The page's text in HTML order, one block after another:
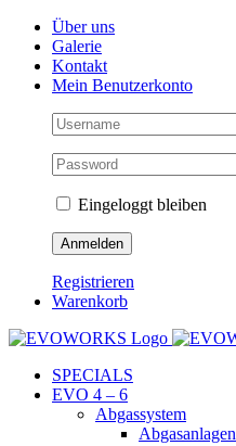
Skip
content
Facebook
Instagram
YouTubeÜber uns
Galerie
Kontakt
Mein Benutzerkonto
Eingeloggt bleiben
Registrieren
Warenkorb
SPECIALS
EVO 4 – 6
Abgassystem
Abgasanlagen